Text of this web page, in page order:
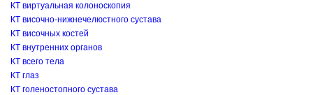
КТ виртуальная колоноскопия
КТ височно-нижнечелюстного сустава
КТ височных костей
КТ внутренних органов
КТ всего тела
КТ глаз
КТ голеностопного сустава